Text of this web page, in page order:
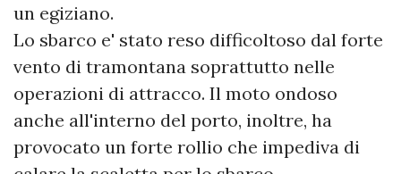
un egiziano.
Lo sbarco e' stato reso difficoltoso dal forte
vento di tramontana soprattutto nelle
operazioni di attracco. Il moto ondoso
anche all'interno del porto, inoltre, ha
provocato un forte rollio che impediva di